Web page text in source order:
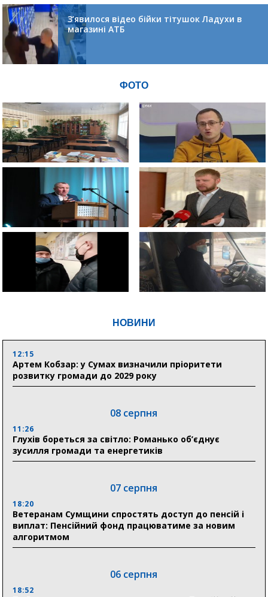
НОВИНИ
12:15
Артем Кобзар: у Сумах визначили пріоритети
розвитку громади до 2029 року
08 серпня
11:26
Глухів бореться за світло: Романько об’єднує
зусилля громади та енергетиків
07 серпня
18:20
Ветеранам Сумщини спростять доступ до пенсій і
виплат: Пенсійний фонд працюватиме за новим
алгоритмом
06 серпня
18:52
З’явилося відео бійки тітушок Ладухи в
магазині АТБ
ФОТО